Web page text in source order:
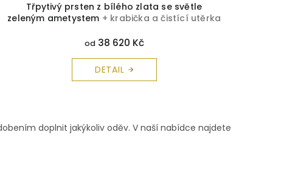
Třpytivý prsten z bílého zlata se světle
zeleným ametystem + krabička a čistící utěrka
od38 620 Kč
DETAIL
doplnit jakýkoliv oděv. V naší nabídce najdete